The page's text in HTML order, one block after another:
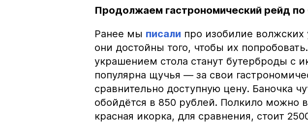
Продолжаем гастрономический рейд
Ранее мы писали про изобилие волжских
они достойны того, чтобы их
украшением стола станут бутерброды с
популярна щучья — за свои
сравнительно доступную цену. Баночка
обойдётся в 850 рублей. Полкило можно
красная икорка, для сравнения, стоит